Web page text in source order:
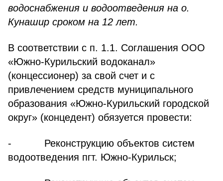
водоснабжения и водоотведения на о.
Кунашир сроком на 12 лет.
В соответствии с п. 1.1. Соглашения ООО
«Южно-Курильский водоканал»
(концессионер) за свой счет и с
привлечением средств муниципального
образования «Южно-Курильский городской
округ» (концедент) обязуется провести:
- Реконструкцию объектов систем
водоотведения пгт. Южно-Курильск;